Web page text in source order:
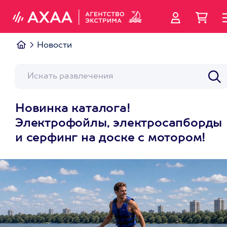
Новости
Новинка каталога!
Электрофойлы, электросапборды
и серфинг на доске с мотором!